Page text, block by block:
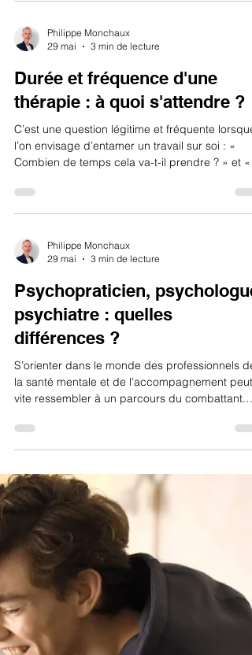
un thérapeute de couple en solo ? Oui,
absolument. Bien que l'idéal soit de travailler à
conjugal peut parf
Philippe Monchaux
29 mai
3 min de lecture
Durée et fréquence d'une
thérapie : à quoi s'attendre ?
C’est une question légitime et fréquente lorsque
l’on envisage d’entamer un travail sur soi : «
Combien de temps cela va-t-il prendre ? » et «
une démarche thérapeutique est un
investissement pour votre bien-être futur. S'il
magique, voici les repères essentiels pour
comprendre comment se rythme un
La fréquence des séances : Une régularité
Philippe Monchaux
29 mai
3 min de lecture
Psychopraticien,
psychiatre : quelles
différences ?
S’orienter dans le monde des professionnels de
la santé mentale et de l’accompagnement peut
vite ressembler à un parcours du combattant.
de chacun, il est normal de s’y perdre. Pourtant,
choisir le bon professionnel est la première
voir plus clair et à définir ce dont vous avez
besoin aujourd'hui, voici un décryptage simple
des trois principaux profils : le psychiatr